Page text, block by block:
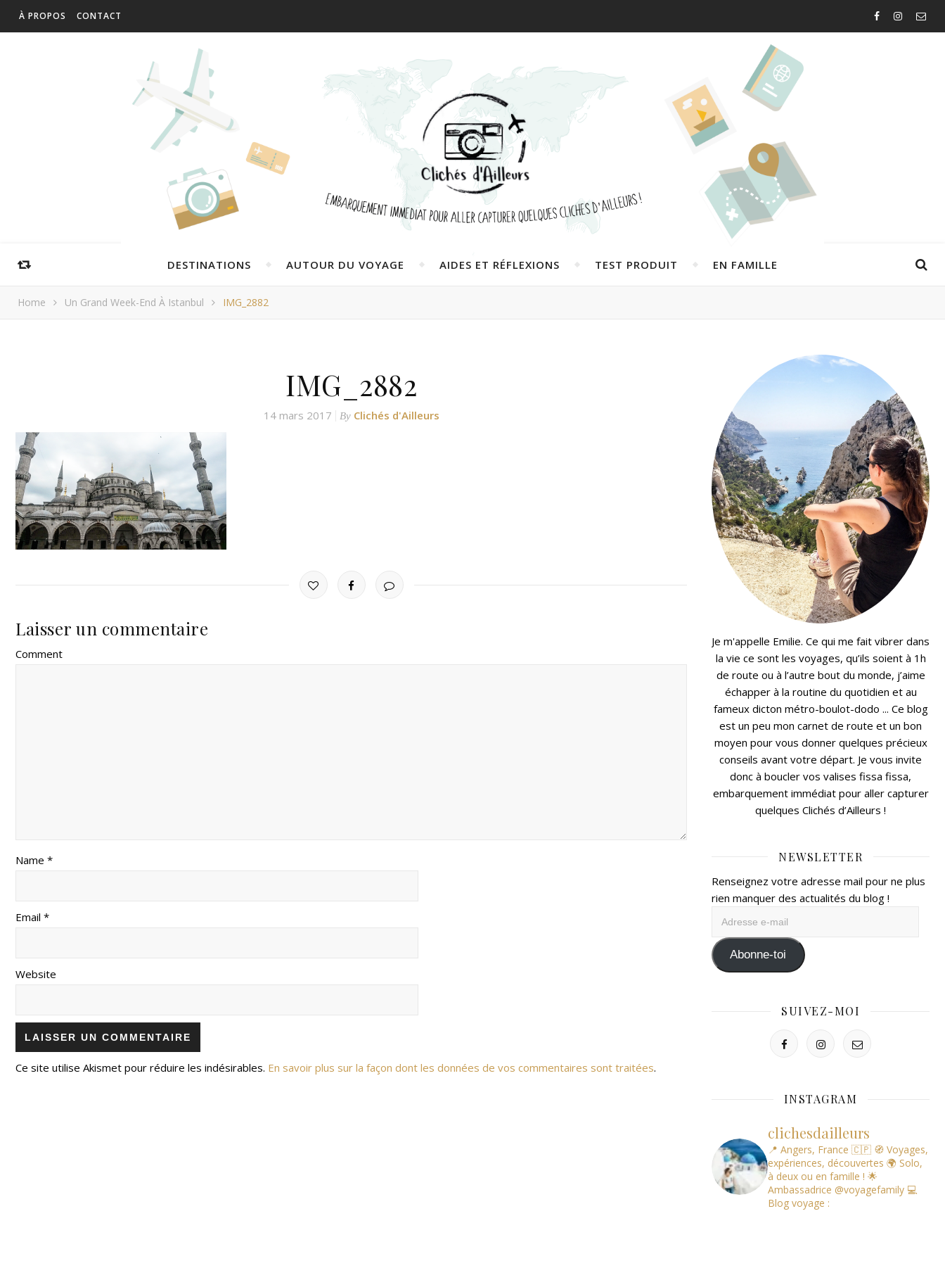
À PROPOS CONTACT
DESTINATIONS AUTOUR DU VOYAGE AIDES ET RÉFLEXIONS TEST PRODUIT EN FAMILLE
Home Un Grand Week-End À Istanbul IMG_2882
IMG_2882
14 mars 2017 By Clichés d'Ailleurs
Laisser un commentaire
Comment
Name *
Email *
Website
Ce site utilise Akismet pour réduire les indésirables. En savoir plus sur la façon dont les données de vos commentaires sont traitées.
Je m'appelle Emilie. Ce qui me fait vibrer dans
la vie ce sont les voyages, qu’ils soient à 1h
de route ou à l’autre bout du monde, j’aime
échapper à la routine du quotidien et au
fameux dicton métro-boulot-dodo ... Ce blog
est un peu mon carnet de route et un bon
moyen pour vous donner quelques précieux
conseils avant votre départ. Je vous invite
donc à boucler vos valises fissa fissa,
embarquement immédiat pour aller capturer
quelques Clichés d’Ailleurs !
NEWSLETTER
Renseignez votre adresse mail pour ne plus
rien manquer des actualités du blog !
mail Abonne-toi
SUIVEZ-MOI
INSTAGRAM
clichesdailleurs
📍 Angers, France 🇨🇵 🧭 Voyages,
expériences, découvertes 🌍 Solo,
à deux ou en famille ! 🌟
Ambassadrice @voyagefamily 💻
Blog voyage :